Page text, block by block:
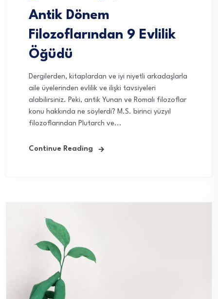
Antik Dönem
Filozoflarından 9 Evlilik
Öğüdü
Dergilerden, kitaplardan ve iyi niyetli arkadaşlarla
aile üyelerinden evlilik ve ilişki tavsiyeleri
alabilirsiniz. Peki, antik Yunan ve Romalı filozoflar
konu hakkında ne söylerdi? M.S. birinci yüzyıl
filozoflarından Plutarch ve...
Continue Reading